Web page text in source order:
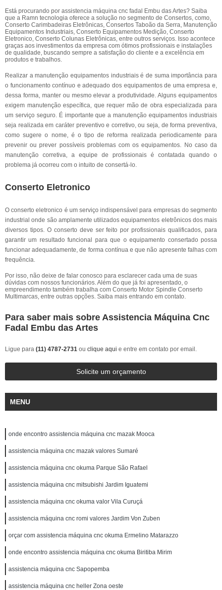
Está procurando por assistencia máquina cnc fadal Embu das Artes? Saiba
que a Ramn tecnologia oferece a solução no segmento de Consertos, como,
Conserto Carimbadeiras Eletrônicas, Consertos Taboão da Serra, Manutenção
Equipamentos Industriais, Conserto Equipamentos Medição, Conserto
Eletronico, Conserto Colunas Eletrônicas, entre outros serviços. Isso acontece
graças aos investimentos da empresa com ótimos profissionais e instalações
de qualidade, buscando sempre a satisfação do cliente e a excelência em
produtos e trabalhos.
Realizar a manutenção equipamentos industriais é de suma importância para
o funcionamento contínuo e adequado dos equipamentos de uma empresa e,
dessa forma, manter ou mesmo elevar a produtividade. Alguns equipamentos
exigem manutenção específica, que requer mão de obra especializada para
um serviço seguro. É importante que a manutenção equipamentos industriais
seja realizada em caráter preventivo e corretivo, ou seja, de forma preventiva,
como sugere o nome, é o tipo de reforma realizada periodicamente para
prevenir ou prever possíveis problemas com os equipamentos. No caso da
manutenção corretiva, a equipe de profissionais é contatada quando o
problema já ocorreu com o intuito de consertá-lo.
Conserto Eletronico
O conserto eletronico é um serviço indispensável para empresas do segmento
industrial onde são amplamente utilizados equipamentos eletrônicos dos mais
diversos tipos. O conserto deve ser feito por profissionais qualificados, para
garantir um resultado funcional para que o equipamento consertado possa
funcionar adequadamente, de forma contínua e que não apresente falhas com
frequência.
Por isso, não deixe de falar conosco para esclarecer cada uma de suas
dúvidas com nossos funcionários. Além do que já foi apresentado, o
empreendimento também trabalha com Conserto Motor Spindle Conserto
Multimarcas, entre outras opções. Saiba mais entrando em contato.
Para saber mais sobre Assistencia Máquina Cnc
Fadal Embu das Artes
Ligue para (11) 4787-2731 ou clique aqui e entre em contato por email.
Solicite um orçamento
MENU
onde encontro assistencia máquina cnc mazak Mooca
assistencia máquina cnc mazak valores Sumaré
assistencia máquina cnc okuma Parque São Rafael
assistencia máquina cnc mitsubishi Jardim Iguatemi
assistencia máquina cnc okuma valor Vila Curuçá
assistencia máquina cnc romi valores Jardim Von Zuben
orçar com assistencia máquina cnc okuma Ermelino Matarazzo
onde encontro assistencia máquina cnc okuma Biritiba Mirim
assistencia máquina cnc Sapopemba
assistencia máquina cnc heller Zona oeste